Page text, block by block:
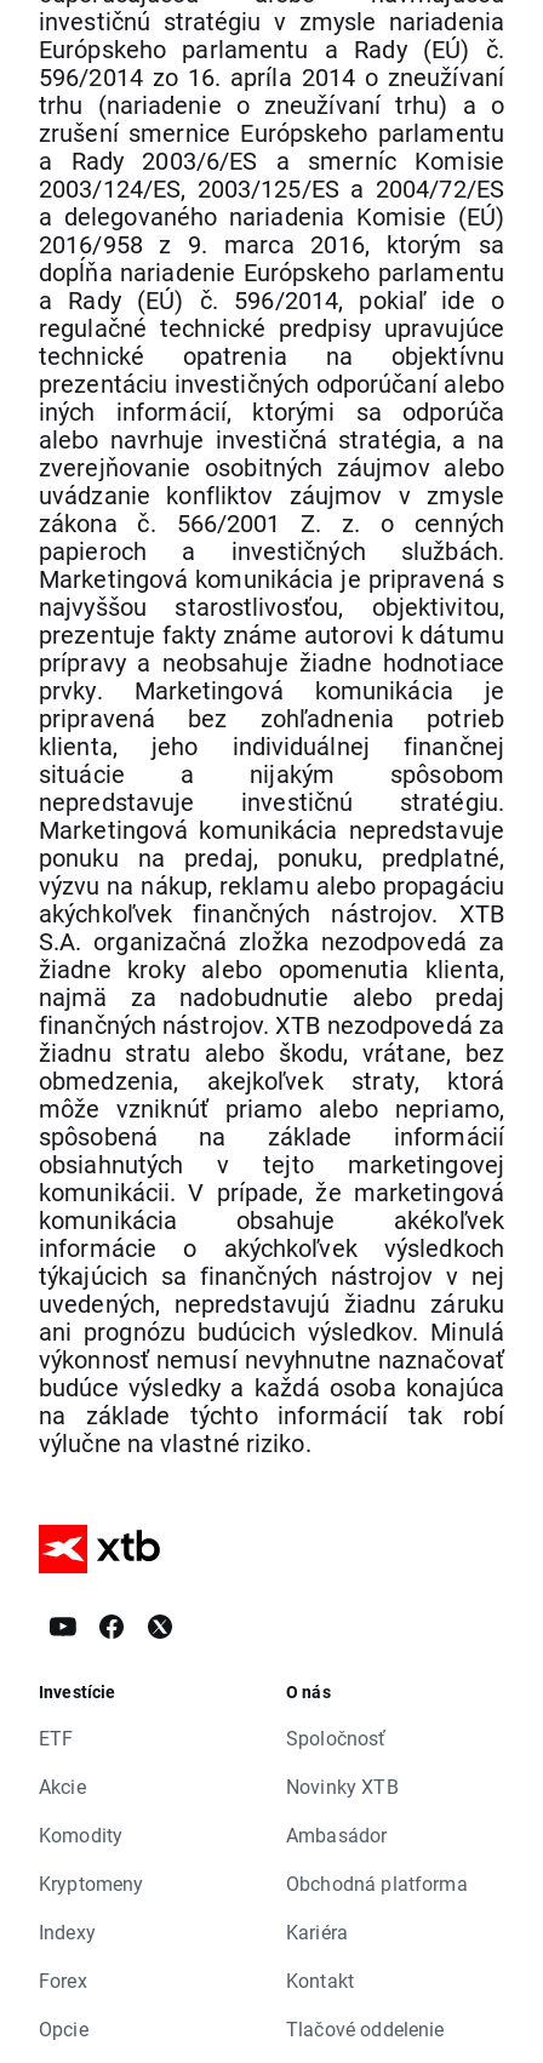
investičnú stratégiu v zmysle nariadenia
Európskeho parlamentu a Rady (EÚ) č.
596/2014 zo 16. apríla 2014 o zneužívaní
trhu (nariadenie o zneužívaní trhu) a o
zrušení smernice Európskeho parlamentu
a Rady 2003/6/ES a smerníc Komisie
2003/124/ES, 2003/125/ES a 2004/72/ES
a delegovaného nariadenia Komisie (EÚ)
2016/958 z 9. marca 2016, ktorým sa
dopĺňa nariadenie Európskeho parlamentu
a Rady (EÚ) č. 596/2014, pokiaľ ide o
regulačné technické predpisy upravujúce
technické opatrenia na objektívnu
prezentáciu investičných odporúčaní alebo
iných informácií, ktorými sa odporúča
alebo navrhuje investičná stratégia, a na
zverejňovanie osobitných záujmov alebo
uvádzanie konfliktov záujmov v zmysle
zákona č. 566/2001 Z. z. o cenných
papieroch a investičných službách.
Marketingová komunikácia je pripravená s
najvyššou starostlivosťou, objektivitou,
prezentuje fakty známe autorovi k dátumu
prípravy a neobsahuje žiadne hodnotiace
prvky. Marketingová komunikácia je
pripravená bez zohľadnenia potrieb
klienta, jeho individuálnej finančnej
situácie a nijakým spôsobom
nepredstavuje investičnú stratégiu.
Marketingová komunikácia nepredstavuje
ponuku na predaj, ponuku, predplatné,
výzvu na nákup, reklamu alebo propagáciu
akýchkoľvek finančných nástrojov. XTB
S.A. organizačná zložka nezodpovedá za
žiadne kroky alebo opomenutia klienta,
najmä za nadobudnutie alebo predaj
finančných nástrojov. XTB nezodpovedá za
žiadnu stratu alebo škodu, vrátane, bez
obmedzenia, akejkoľvek straty, ktorá
môže vzniknúť priamo alebo nepriamo,
spôsobená na základe informácií
obsiahnutých v tejto marketingovej
komunikácii. V prípade, že marketingová
komunikácia obsahuje akékoľvek
informácie o akýchkoľvek výsledkoch
týkajúcich sa finančných nástrojov v nej
uvedených, nepredstavujú žiadnu záruku
ani prognózu budúcich výsledkov. Minulá
výkonnosť nemusí nevyhnutne naznačovať
budúce výsledky a každá osoba konajúca
na základe týchto informácií tak robí
výlučne na vlastné riziko.
Investície
ETF
Akcie
Komodity
Kryptomeny
Indexy
Forex
Opcie
O nás
Spoločnosť
Novinky XTB
Ambasádor
Obchodná platforma
Kariéra
Kontakt
Tlačové oddelenie